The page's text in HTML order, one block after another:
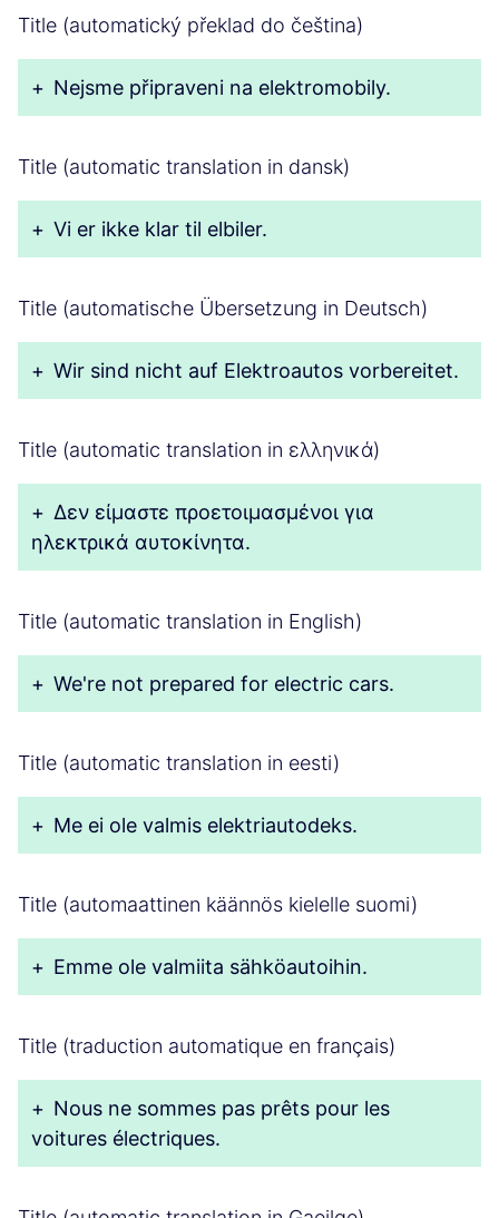
Title (automatický překlad do čeština)
+ Nejsme připraveni na elektromobily.
Title (automatic translation in dansk)
+ Vi er ikke klar til elbiler.
Title (automatische Übersetzung in Deutsch)
+ Wir sind nicht auf Elektroautos vorbereitet.
Title (automatic translation in ελληνικά)
+ Δεν είμαστε προετοιμασμένοι για
ηλεκτρικά αυτοκίνητα.
Title (automatic translation in English)
+ We're not prepared for electric cars.
Title (automatic translation in eesti)
+ Me ei ole valmis elektriautodeks.
Title (automaattinen käännös kielelle suomi)
+ Emme ole valmiita sähköautoihin.
Title (traduction automatique en français)
+ Nous ne sommes pas prêts pour les
voitures électriques.